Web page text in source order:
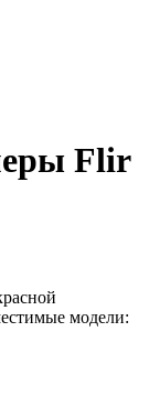
Flir
модели: